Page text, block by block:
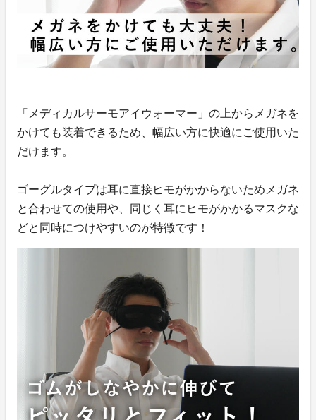
「メディカルサーモアイウォーマー」の上からメガネを
かけても装着できるため、幅広い方に快適にご使用いた
だけます。
ゴーグルタイプは耳に直接ヒモがかからないためメガネ
と合わせての使用や、同じく耳にヒモがかかるマスクな
どと同時につけやすいのが特徴です！